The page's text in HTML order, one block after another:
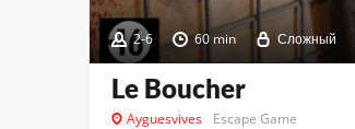
2-6 60 min Сложный
Le Boucher
Ayguesvives Escape Game